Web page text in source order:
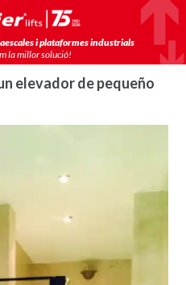
i plataformes industrials
la millor solució!
elevador de pequeño